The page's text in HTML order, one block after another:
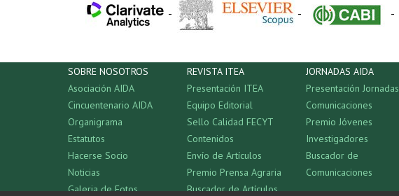
- - -
SOBRE NOSOTROS
Asociación AIDA
Cincuentenario AIDA
Organigrama
Estatutos
Hacerse Socio
Noticias
Galeria de Fotos
REVISTA ITEA
Presentación ITEA
Equipo Editorial
Sello Calidad FECYT
Contenidos
Envío de Artículos
Premio Prensa Agraria
Buscador de Artículos
JORNADAS AIDA
Presentación Jornadas
Comunicaciones
Premio Jóvenes
Investigadores
Buscador de
Comunicaciones